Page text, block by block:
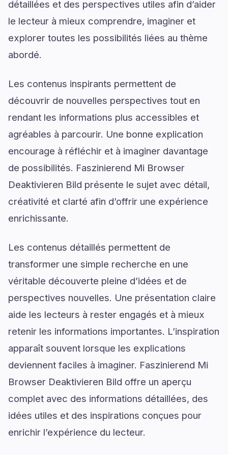
détaillées et des perspectives utiles afin d’aider
le lecteur à mieux comprendre, imaginer et
explorer toutes les possibilités liées au thème
abordé.
Les contenus inspirants permettent de
découvrir de nouvelles perspectives tout en
rendant les informations plus accessibles et
agréables à parcourir. Une bonne explication
encourage à réfléchir et à imaginer davantage
de possibilités. Faszinierend Mi Browser
Deaktivieren Bild présente le sujet avec détail,
créativité et clarté afin d’offrir une expérience
enrichissante.
Les contenus détaillés permettent de
transformer une simple recherche en une
véritable découverte pleine d’idées et de
perspectives nouvelles. Une présentation claire
aide les lecteurs à rester engagés et à mieux
retenir les informations importantes. L’inspiration
apparaît souvent lorsque les explications
deviennent faciles à imaginer. Faszinierend Mi
Browser Deaktivieren Bild offre un aperçu
complet avec des informations détaillées, des
idées utiles et des inspirations conçues pour
enrichir l’expérience du lecteur.